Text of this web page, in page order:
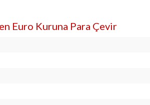
Euro Kuruna Para Çevir